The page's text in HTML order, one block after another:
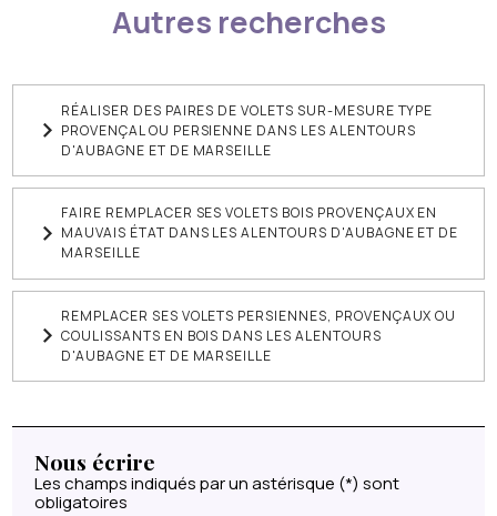
Autres recherches
RÉALISER DES PAIRES DE VOLETS SUR-MESURE TYPE
PROVENÇAL OU PERSIENNE DANS LES ALENTOURS
D'AUBAGNE ET DE MARSEILLE
FAIRE REMPLACER SES VOLETS BOIS PROVENÇAUX EN
MAUVAIS ÉTAT DANS LES ALENTOURS D'AUBAGNE ET DE
MARSEILLE
REMPLACER SES VOLETS PERSIENNES, PROVENÇAUX OU
COULISSANTS EN BOIS DANS LES ALENTOURS
D'AUBAGNE ET DE MARSEILLE
Nous écrire
Les champs indiqués par un astérisque (*) sont
obligatoires